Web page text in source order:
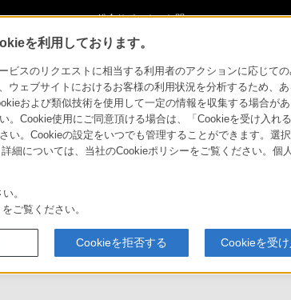
総合サポート・お問
ム構成例
長
を利用しております。
ビスのリクエストに相当する利用者のアクションに応じて
ウェブサイトにおけるお客様の利用状況を分析するため、
および類似技術を使用して一定の情報を収集する場合が
。Cookie使用にご同意頂ける場合は、「Cookieを受け入れ
い。Cookieの設定をいつでも管理することができます。選
細については、当社のCookieポリシーをご覧ください。個
。
をご覧ください。
Cookieを拒否する Cookieを受け